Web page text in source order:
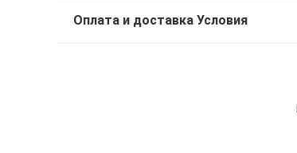
Оплата и доставка Условия